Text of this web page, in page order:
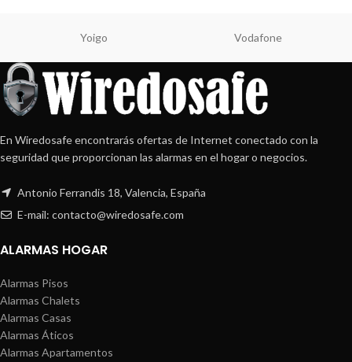
Yoigo Vodafone
En Wiredosafe encontrarás ofertas de Internet conectado con la
seguridad que proporcionan las alarmas en el hogar o negocios.
Antonio Ferrandis 18, Valencia, España
E-mail: contacto@wiredosafe.com
ALARMAS HOGAR
Alarmas Pisos
Alarmas Chalets
Alarmas Casas
Alarmas Áticos
Alarmas Apartamentos